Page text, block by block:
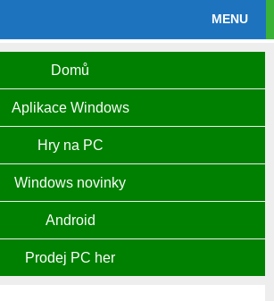
MENU
Domů
Aplikace Windows
Hry na PC
Windows novinky
Android
Prodej PC her